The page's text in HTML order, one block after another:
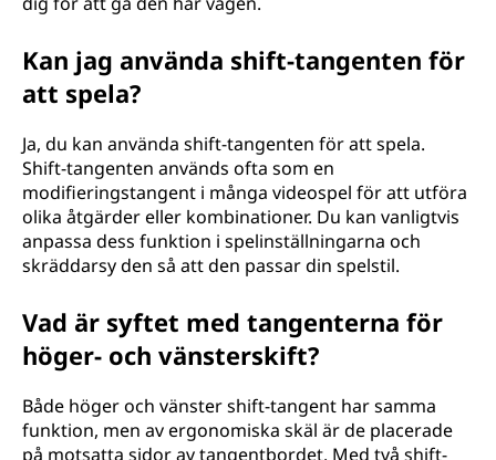
Kan jag använda shift-tangenten för
att spela?
Ja, du kan använda shift-tangenten för att spela.
Shift-tangenten används ofta som en
modifieringstangent i många videospel för att utföra
olika åtgärder eller kombinationer. Du kan vanligtvis
anpassa dess funktion i spelinställningarna och
skräddarsy den så att den passar din spelstil.
Vad är syftet med tangenterna för
höger- och vänsterskift?
Både höger och vänster shift-tangent har samma
funktion, men av ergonomiska skäl är de placerade
på motsatta sidor av tangentbordet. Med två shift-